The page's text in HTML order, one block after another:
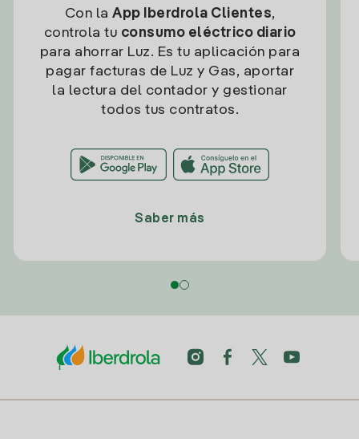
Con la App Iberdrola Clientes,
controla tu consumo eléctrico diario
para ahorrar Luz. Es tu aplicación para
pagar facturas de Luz y Gas, aportar
la lectura del contador y gestionar
todos tus contratos.
Saber más